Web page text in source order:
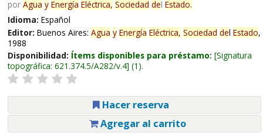
por Agua y Energía Eléctrica, Sociedad del Estado.
Idioma: Español
Editor: Buenos Aires: Agua y Energía Eléctrica, Sociedad del Estado,
1988
Disponibilidad: Ítems disponibles para préstamo: Signatura
topográfica: 621.374.5/A282/v.4 (1).
Hacer reserva
Agregar al carrito